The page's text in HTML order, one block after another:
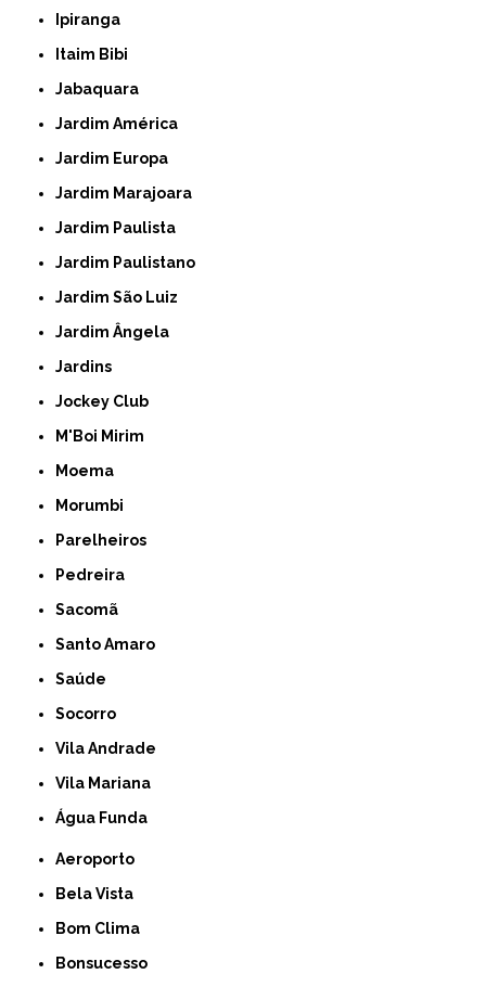
Ipiranga
Itaim Bibi
Jabaquara
Jardim América
Jardim Europa
Jardim Marajoara
Jardim Paulista
Jardim Paulistano
Jardim São Luiz
Jardim Ângela
Jardins
Jockey Club
M'Boi Mirim
Moema
Morumbi
Parelheiros
Pedreira
Sacomã
Santo Amaro
Saúde
Socorro
Vila Andrade
Vila Mariana
Água Funda
Aeroporto
Bela Vista
Bom Clima
Bonsucesso